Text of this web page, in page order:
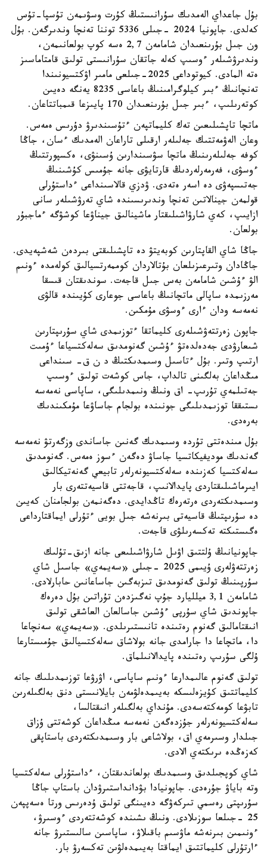
بۇل جاعداي الەمدىك سۇرانىستىڭ كۇرت وسۋىمەن تۇسپا-تۇس
كەلدى. جاپونيا 2024 -جىلى 5336 توننا تەنچا وندىرگەن. بۇل
ون جىل بۇرىنعىدان شامامەن 2,7 ەسە كوپ بولعانىمەن،
وندىرۋشىلەر ءوسىپ كەلە جاتقان سۇرانىستى تولىق قامتاماسىز
ەتە المادى. كيوتوداعى 2025-جىلعى مامىر اۋكتسيونىندا
تەنچانىڭ ءبىر كيلوگرامىنىڭ باعاسى 8235 يەنگە دەيىن
كوتەرىلىپ، ءبىر جىل بۇرىنعىدان 170 پايىزعا قىمباتتاعان.
ماتچا تاپشىلىعىن تەك كليماتپەن ءتۇسىندىرۋ دۇرىس ەمەس.
وعان الەۋمەتتىك جەلىلەر ارقىلى تاراعان الەمدىك ءسان، جاڭا
كوفە جەلىلەرىنىڭ ماتچا سۋسىندارىن ۇسىنۋى، ەكسپورتتىڭ
ءوسۋى، فەرمەرلەردىڭ قارتايۋى جانە جۇمىس كۇشىنىڭ
جەتىسپەۋى دە اسەر ەتەدى. ۋدزي قالاسىنداعى ءداستۇرلى
قولمەن جينالاتىن تەنچا وندىرىسىندە شاي تەرۋشىلەر سانى
ازايىپ، كەي شارۋاشىلىقتار ماشينالىق جيناۋعا كوشۋگە ءماجبۇر
بولعان.
جاڭا شاي القاپتارىن كوبەيتۋ دە تاپشىلىقتى بىردەن شەشپەيدى.
جاڭادان وتىرعىزىلعان بۇتالاردان كوممەرتسيالىق كولەمدە ءونىم
الۋ ءۇشىن شامامەن بەس جىل قاجەت. سوندىقتان قىسقا
مەرزىمدە ساپالى ماتچانىڭ باعاسى جوعارى كۇيىندە قالۋى
نەمەسە ودان ءارى ءوسۋى مۇمكىن.
جاپون زەرتتەۋشىلەرى كليماتقا ءتوزىمدى شاي سۇرىپتارىن
شىعارۋدى جەدەلدەتۋ ءۇشىن گەنومدىق سەلەكتسياعا ءۇمىت
ارتىپ وتىر. بۇل ءتاسىل وسىمدىكتىڭ د ن ق- سىنداعى
مىڭداعان بەلگىنى تالداپ، جاس كوشەت تولىق ءوسىپ
جەتىلمەي تۇرىپ- اق ونىڭ ونىمدىلىگى، ساپاسى نەمەسە
ىستىققا توزىمدىلىگى جونىندە بولجام جاساۋعا مۇمكىندىك
بەرەدى.
بۇل مىندەتتى تۇردە وسىمدىك گەنىن جاساندى وزگەرتۋ نەمەسە
گەندىك موديفيكاتسيا جاساۋ دەگەن ءسوز ەمەس. گەنومدىق
سەلەكتسيا كەزىندە سەلەكتسيونەرلەر تابيعي گەنەتيكالىق
ايىرماشىلىقتاردى پايدالانىپ، قاجەتتى قاسيەتتەرى بار
وسىمدىكتەردى ەرتەرەك تاڭدايدى. دەگەنمەن بولجامنان كەيىن
دە سۇرىپتىڭ قاسيەتى بىرنەشە جىل بويى ءتۇرلى ايماقتارداعى
ەگىستىكتە تەكسەرىلۋى قاجەت.
جاپونيانىڭ ۇلتتىق اۋىل شارۋاشىلىعى جانە ازىق-تۇلىك
زەرتتەۋلەرى ۇيىمى 2025 -جىلى «سەيمەي» جاسىل شاي
سۇرپىنىڭ تولىق گەنومدىق تىزبەگىن جاساعانىن حابارلادى.
شامامەن 3,1 ميلليارد جۇپ نەگىزدەن تۇراتىن بۇل دەرەك
جاپوندىق شاي سۇرپى ءۇشىن جاسالعان العاشقى تولىق
انىقتامالىق گەنوم رەتىندە تانىستىرىلدى. «سەيمەي» سەنچاعا
دا، ماتچاعا دا جارامدى جانە بولاشاق سەلەكتسيالىق جۇمىستارعا
ۇلگى سۇرىپ رەتىندە پايدالانىلماق.
تولىق گەنوم عالىمدارعا ءونىم ساپاسى، اۋرۋعا توزىمدىلىك جانە
كليماتتىق كۇيزەلىسكە بەيىمدەلۋمەن بايلانىستى دنق بەلگىلەرىن
تابۋعا كومەكتەسەدى. مۇنداي بەلگىلەر انىقتالسا،
سەلەكتسيونەرلەر جۇزدەگەن نەمەسە مىڭداعان كوشەتتى ۇزاق
جىلدار وسىرمەي اق، بولاشاعى بار وسىمدىكتەردى باستاپقى
كەزەڭدە ىرىكتەي الادى.
شاي كوپجىلدىق وسىمدىك بولعاندىقتان، ءداستۇرلى سەلەكتسيا
وتە باياۋ جۇرەدى. جاپونيادا بۋدانداستىرۋدان باستاپ جاڭا
سۇرىپتى رەسمي تىركەۋگە دەيىنگى تولىق ۇدەرىس ورتا ەسەپپەن
25 -جىلعا سوزىلادى. ونىڭ ىشىندە كوشەتتەردى ءوسىرۋ،
ءونىمىن بىرنەشە ماۋسىم باقىلاۋ، ساپاسىن سالىستىرۋ جانە
ءارتۇرلى كليماتتىق ايماقتا بەيىمدەلۋىن تەكسەرۋ بار.